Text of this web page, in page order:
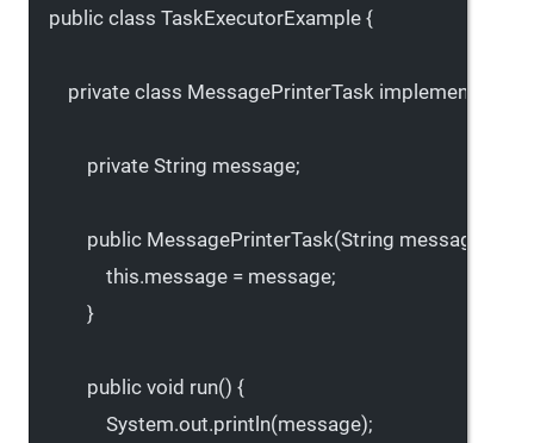
public class TaskExecutorExample {
private class MessagePrinterTask implements
private String message;
public MessagePrinterTask(String message
this.message = message;
}
public void run() {
System.out.println(message);